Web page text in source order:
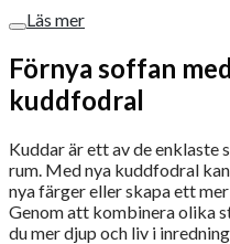
Läs mer
Förnya soffan
kuddfodral
Kuddar är ett av de enklaste
rum. Med nya kuddfodral
nya färger eller skapa ett
Genom att kombinera olika
du mer djup och liv i